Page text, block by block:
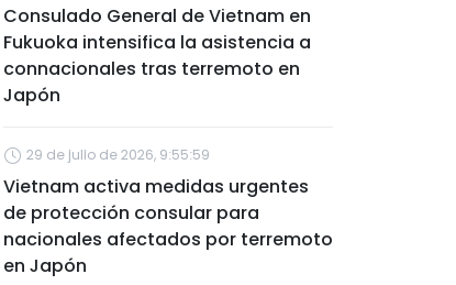
Consulado General de Vietnam en
Fukuoka intensifica la asistencia a
connacionales tras terremoto en
Japón
29 de julio de 2026, 9:55:59
Vietnam activa medidas urgentes
de protección consular para
nacionales afectados por terremoto
en Japón